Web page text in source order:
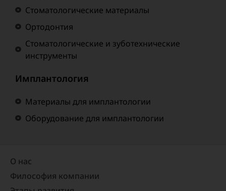
Стоматологические материалы
Ортодонтия
Стоматологические и зуботехнические
инструменты
Имплантология
Материалы для имплантологии
Оборудование для имплантологии
О нас
Философия компании